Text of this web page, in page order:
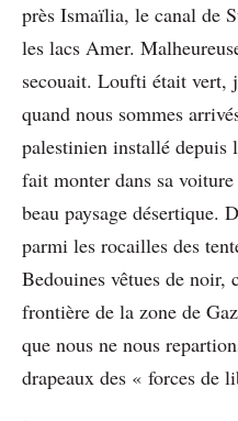
près Ismaïlia, le canal de
les lacs Amer.
secouait. Loufti était vert,
quand nous sommes
palestinien installé depuis
fait monter dans sa
beau paysage désertique.
parmi les rocailles des
Bedouines vêtues de
frontière de la zone de
que nous ne nous
drapeaux des « forces de